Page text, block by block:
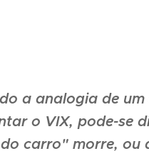
a analogia de
o VIX, pode-se
carro" morre, ou